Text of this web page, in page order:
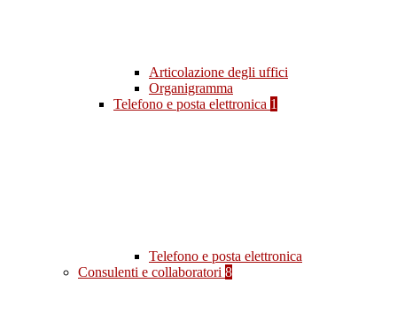
Articolazione degli uffici
Organigramma
Telefono e posta elettronica 1
Telefono e posta elettronica
Consulenti e collaboratori 8